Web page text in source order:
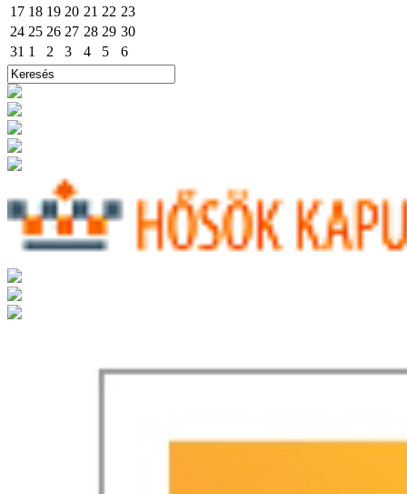
17 18 19 20 21 22 23
24 25 26 27 28 29 30
31 1 2 3 4 5 6